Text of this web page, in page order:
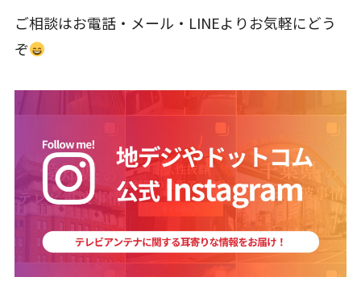
ご相談はお電話・メール・LINEよりお気軽にどう
ぞ